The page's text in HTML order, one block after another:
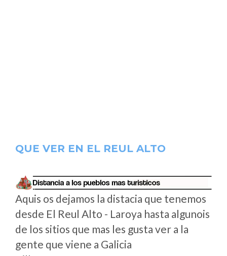
QUE VER EN EL REUL ALTO
Aquis os dejamos la distacia que tenemos
desde El Reul Alto - Laroya hasta algunois
de los sitios que mas les gusta ver a la
gente que viene a Galicia